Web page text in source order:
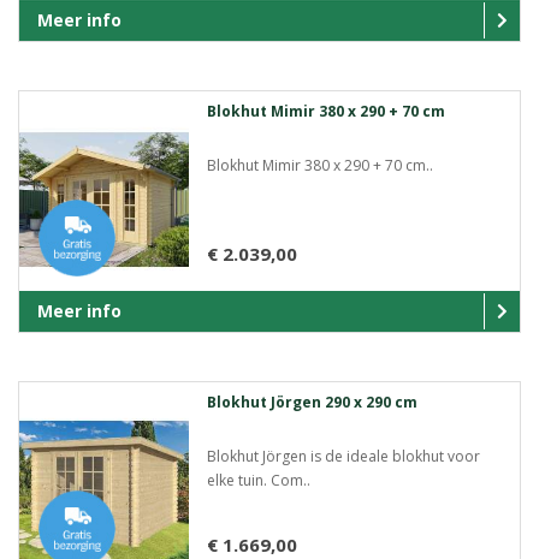
Meer info
Blokhut Mimir 380 x 290 + 70 cm
Blokhut Mimir 380 x 290 + 70 cm..
€ 2.039,00
Meer info
Blokhut Jörgen 290 x 290 cm
Blokhut Jörgen is de ideale blokhut voor
elke tuin. Com..
€ 1.669,00